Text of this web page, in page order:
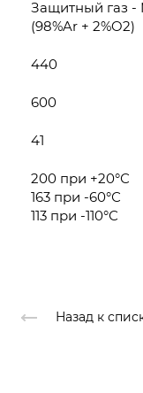
Защитный газ -
(98%Ar + 2%O2)
440
600
41
200 при +20°С
163 при -60°С
113 при -110°С
Назад к